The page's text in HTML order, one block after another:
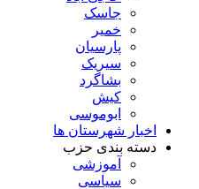
جاسک
خمیر
پارسیان
سیریک
بشاگرد
کیش
ابوموسی
اخبار شهرستان ها
دسته بندی حزب
آموزشی
سیاسی